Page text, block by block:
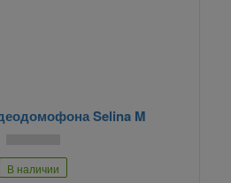
Selina M
В наличии